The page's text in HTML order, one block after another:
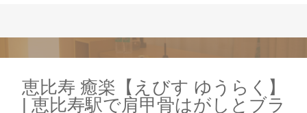
恵比寿 癒楽【えびす ゆうらく】
| 恵比寿駅で肩甲骨はがしとブラ